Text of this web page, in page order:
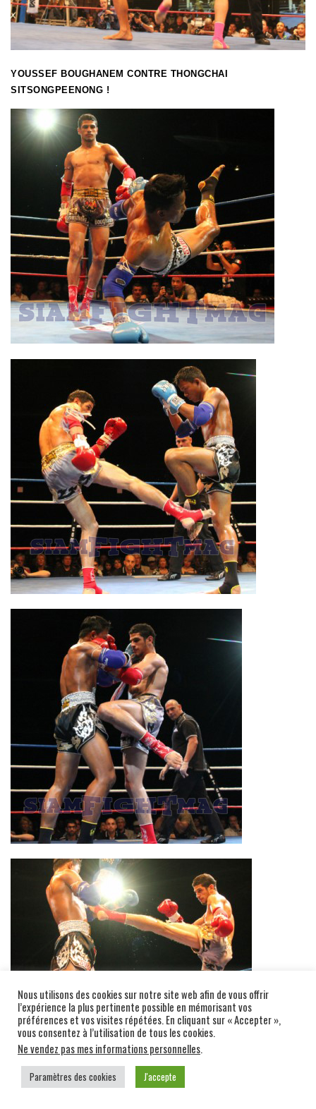
YOUSSEF BOUGHANEM CONTRE THONGCHAI
SITSONGPEENONG !
Nous utilisons des cookies sur notre site web afin de vous offrir
l’expérience la plus pertinente possible en mémorisant vos
préférences et vos visites répétées. En cliquant sur « Accepter »,
vous consentez à l’utilisation de tous les cookies.
Ne vendez pas mes informations personnelles.
Paramètres des cookies J'accepte